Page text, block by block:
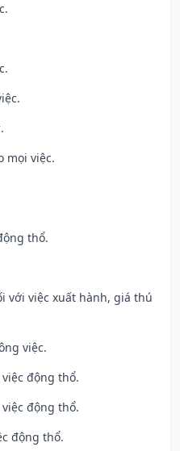
mọi việc.
thổ.
với việc xuất hành, giá thú
việc.
động thổ.
động thổ.
động thổ.